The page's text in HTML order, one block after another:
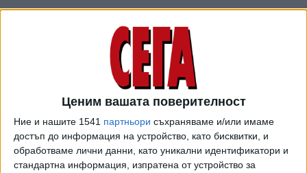
Ценим вашата поверителност
Ние и нашите 1541 партньори съхраняваме и/или имаме
достъп до информация на устройство, като бисквитки, и
обработваме лични данни, като уникални идентификатори и
стандартна информация, изпратена от устройство за
Разгледай всички